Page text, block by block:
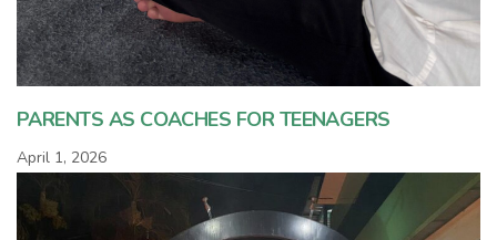
PARENTS AS COACHES FOR TEENAGERS
April 1, 2026